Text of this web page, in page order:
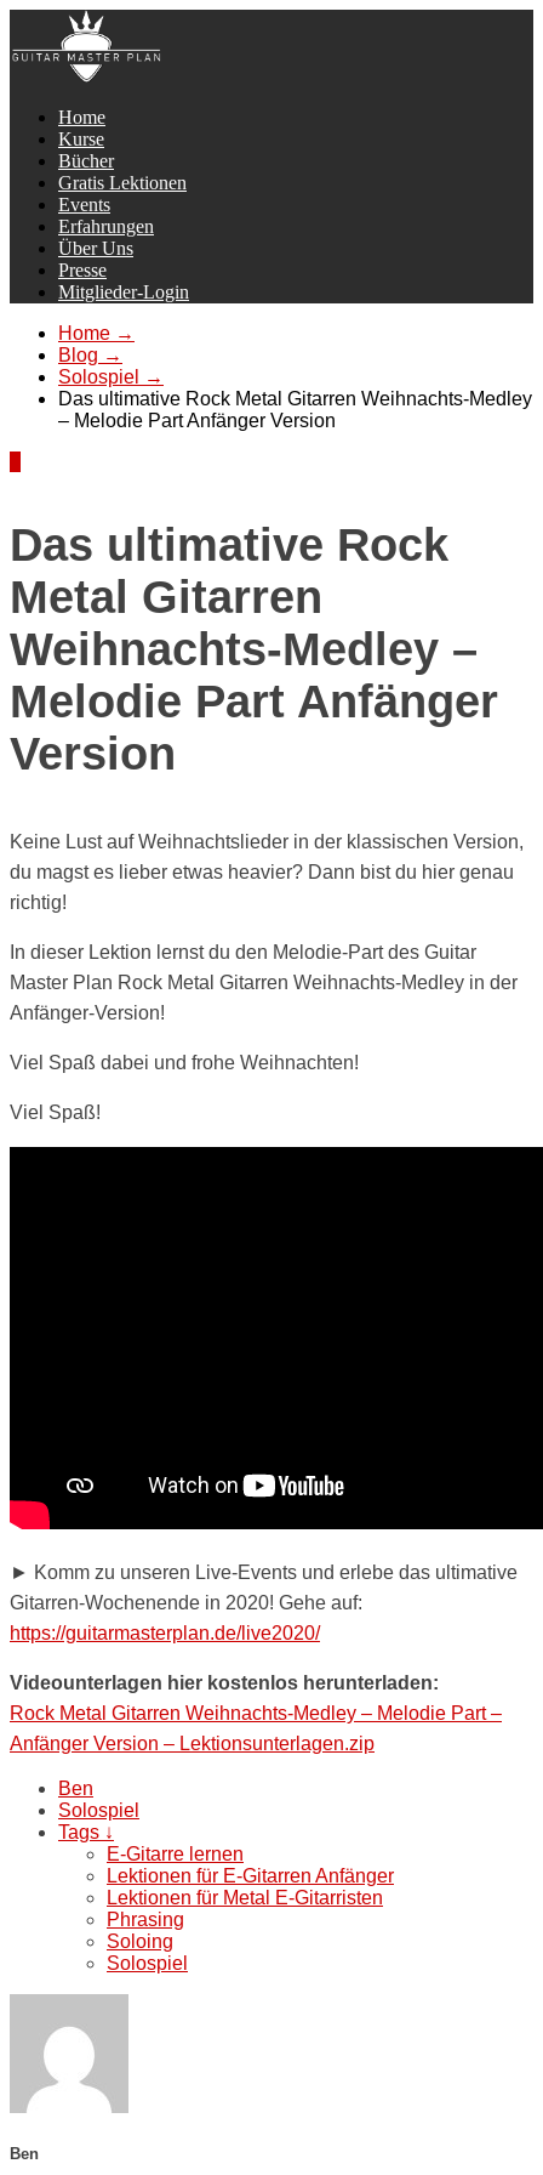
Home
Kurse
Bücher
Gratis Lektionen
Events
Erfahrungen
Über Uns
Presse
Mitglieder-Login
Home →
Blog →
Solospiel
→
Das ultimative Rock Metal Gitarren Weihnachts-Medley
– Melodie Part Anfänger Version
Das ultimative Rock
Metal Gitarren
Weihnachts-Medley –
Melodie Part Anfänger
Version
Keine Lust auf Weihnachtslieder in der klassischen Version,
du magst es lieber etwas heavier? Dann bist du hier genau
richtig!
In dieser Lektion lernst du den Melodie-Part des Guitar
Master Plan Rock Metal Gitarren Weihnachts-Medley in der
Anfänger-Version!
Viel Spaß dabei und frohe Weihnachten!
Viel Spaß!
► Komm zu unseren Live-Events und erlebe das ultimative
Gitarren-Wochenende in 2020! Gehe auf:
https://guitarmasterplan.de/live2020/
Videounterlagen hier kostenlos herunterladen:
Rock Metal Gitarren Weihnachts-Medley – Melodie Part –
Anfänger Version – Lektionsunterlagen.zip
Ben
Solospiel
Tags ↓
E-Gitarre lernen
Lektionen für E-Gitarren Anfänger
Lektionen für Metal E-Gitarristen
Phrasing
Soloing
Solospiel
Ben